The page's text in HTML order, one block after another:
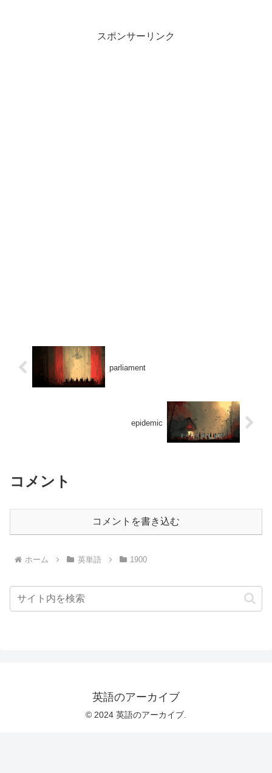
スポンサーリンク
parliament
epidemic
コメント
コメントを書き込む
ホーム 英単語 1900
英語のアーカイブ
© 2024 英語のアーカイブ.